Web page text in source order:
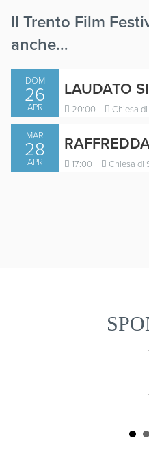
Il Trento Film
anche…
DOM
26
APR 20:00 Chiesa
MAR
28
APR 17:00 Chiesa di